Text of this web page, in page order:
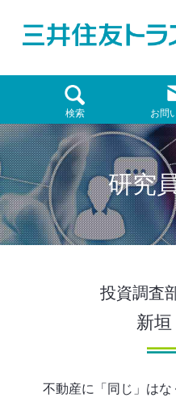
検索 お問
研究
投資調
新
不動産に「同じ」は